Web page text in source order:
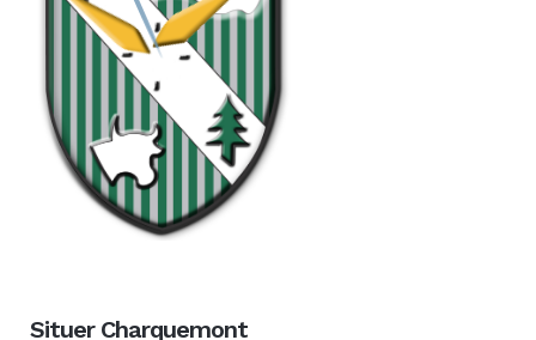
Situer Charquemont